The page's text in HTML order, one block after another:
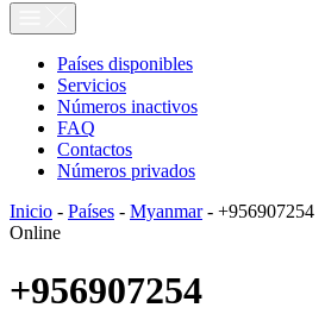
Países disponibles
Servicios
Números inactivos
FAQ
Contactos
Números privados
Inicio - Países - Myanmar- +956907254
Online
+956907254